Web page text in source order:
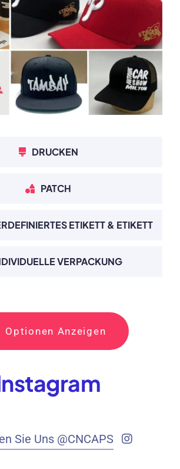
DRUCKEN
PATCH
ETIKETT & ETIKETT
VERPACKUNG
Optionen Anzeigen
Sie Uns @CNCAPS